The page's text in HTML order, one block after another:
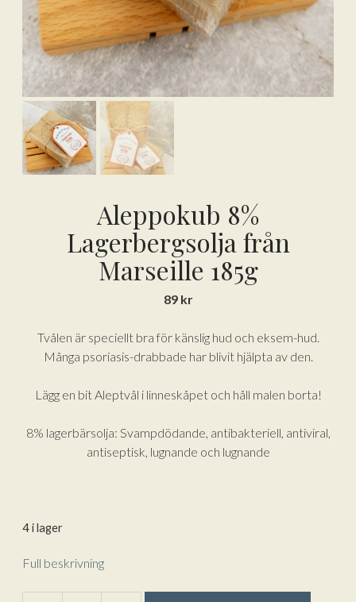
Aleppokub 8%
Lagerbergsolja från
Marseille 185g
89 kr
Tvålen är speciellt bra för känslig hud och eksem-hud.
Många psoriasis-drabbade har blivit hjälpta av den.
Lägg en bit Aleptvål i linneskåpet och håll malen borta!
8% lagerbärsolja: Svampdödande, antibakteriell, antiviral,
antiseptisk, lugnande och lugnande
4 i lager
Full beskrivning